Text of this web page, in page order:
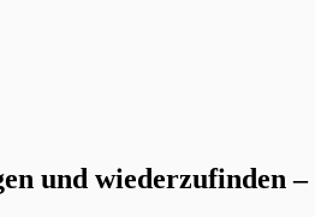
und wiederzufinden